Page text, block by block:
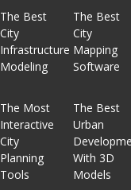
The Best
City
Infrastructure
Modeling
The Best
City
Mapping
Software
The Most
Interactive
City
Planning
Tools
The Best
Urban
With 3D
Models